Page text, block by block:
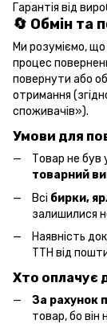
Гарантія від
🔄 Обмін та
Ми розуміємо, що
процес
повернути або
отримання
споживачів»).
Умови для
Товар не був
товарний
Всі бирки,
залишилися
Наявність
ТТН від
Хто оплачує
За рахунок
товар, бо він